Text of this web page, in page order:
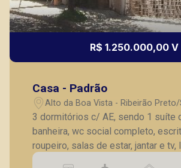
R$ 1.250.000,00 V
Casa - Padrão
Alto da Boa Vista - Ribeirão Preto/
3 dormitórios c/ AE, sendo 1 suíte
banheira, wc social completo,
roupeiro, salas de estar, jantar e tv,
cozinha planejada, AS,